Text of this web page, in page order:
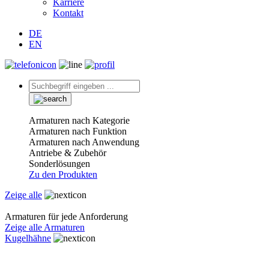
Karriere
Kontakt
DE
EN
Armaturen nach Kategorie
Armaturen nach Funktion
Armaturen nach Anwendung
Antriebe & Zubehör
Sonderlösungen
Zu den Produkten
Zeige alle
Armaturen für jede Anforderung
Zeige alle Armaturen
Kugelhähne